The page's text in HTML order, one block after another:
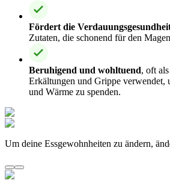
Fördert die
Zutaten, die schonend für den
Beruhigend und wohltuend, oft
Erkältungen und Grippe verwendet,
und Wärme zu spenden.
Um deine Essgewohnheiten zu ändern,